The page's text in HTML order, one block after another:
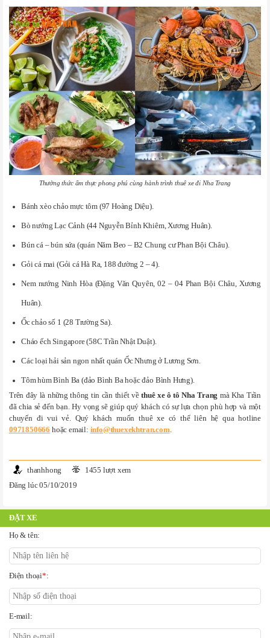
Thưởng thức ẩm thực phong phú cùng hành trình thuê xe đi Nha Trang
Bánh xèo chảo mực tôm (97 Hoàng Diệu).
Bò nướng Lạc Cảnh (44 Nguyễn Bỉnh Khiêm, Xương Huân).
Bún cá – bún sứa (quán Năm Beo – B2 Chung cư Phan Bội Châu).
Gỏi cá mai (Gỏi cá Hà Ra, 188 đường 2 – 4).
Nem nướng Ninh Hòa (Đặng Văn Quyên, 02 – 04 Phan Bội Châu, Xương
Huân).
Ốc chảo số 1 (28 Trường Sa).
Cháo ếch Singapore (58C Trần Nhật Duật).
Các loại hải sản ngon nhất quán Ốc Nhưng ở Lương Sơn.
Tôm hùm Bình Ba (đảo Bình Ba hoặc đảo Bình Hưng).
Trên đây là những thông tin cần thiết vềthuê xe ô tô Nha Trang mà Kha Trần
đã chia sẻ đến bạn. Hy vọng sẽ giúp quý khách có sự lựa chọn phù hợp và một
chuyến đi vui vẻ. Quý khách muốn thuê xe có thể liên hệ qua hotline
0971850666 hoặc email: info@thuexekhtran.com
thanhhong
1455 lượt xem
Đăng lúc 05/10/2019
ĐẶT XE
Họ & tên:
Điện thoại*:
E-mail: